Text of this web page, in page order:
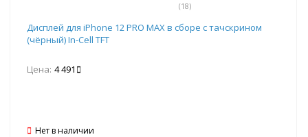
(18)
Дисплей для iPhone 12 PRO MAX в сборе с тачскрином
(чёрный) In-Cell TFT
Цена: 4 491
Нет в наличии